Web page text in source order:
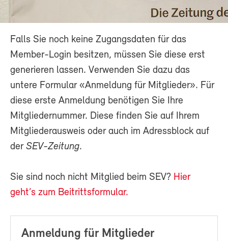
Falls Sie noch keine Zugangsdaten für das
Member-Login besitzen, müssen Sie diese erst
generieren lassen. Verwenden Sie dazu das
untere Formular «Anmeldung für Mitglieder». Für
diese erste Anmeldung benötigen Sie Ihre
Mitgliedernummer. Diese finden Sie auf Ihrem
Mitgliederausweis oder auch im Adressblock auf
der SEV-Zeitung.
Sie sind noch nicht Mitglied beim SEV? Hier
geht’s zum Beitrittsformular.
Anmeldung für Mitglieder